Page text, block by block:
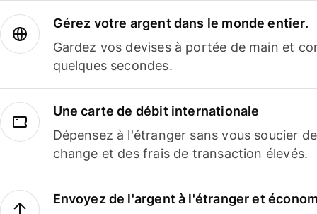
Gérez votre argent dans le monde entier.
Gardez vos devises à portée de main et
quelques secondes.
Une carte de débit internationale
Dépensez à l'étranger sans vous soucier
change et des frais de transaction élevés.
Envoyez de l'argent à l'étranger et